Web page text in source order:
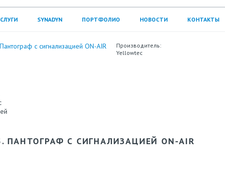
SYNADYN ПОРТФОЛИО НОВОСТИ КОНТАКТЫ
Производитель:
Yellowtec
ПАНТОГРАФ С СИГНАЛИЗАЦИЕЙ ON-AIR